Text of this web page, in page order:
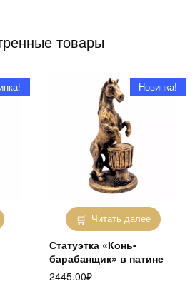
товары
Читать далее
Новинка!
Статуэтка «Конь-
барабанщик» в патине
2445.00₽